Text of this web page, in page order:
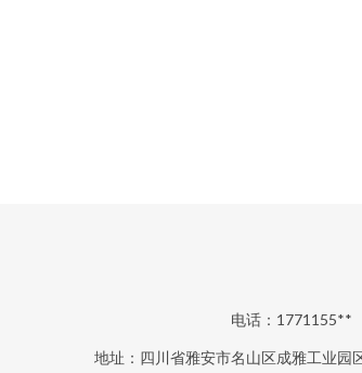
电话：1771155**
地址：四川省雅安市名山区成雅工业园